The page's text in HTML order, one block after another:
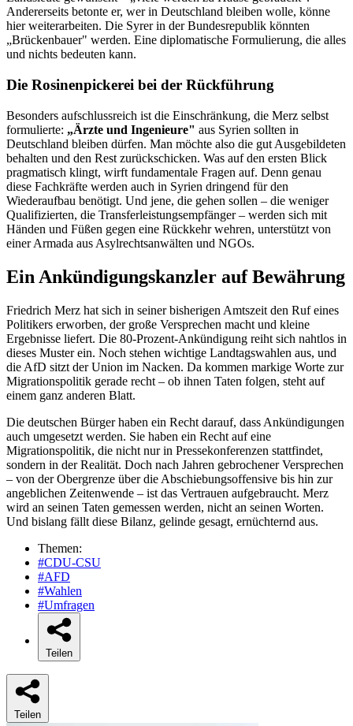
Andererseits betonte er, wer in Deutschland bleiben wolle, könne
hier weiterarbeiten. Die Syrer in der Bundesrepublik könnten
„Brückenbauer" werden. Eine diplomatische Formulierung, die alles
und nichts bedeuten kann.
Die Rosinenpickerei bei der Rückführung
Besonders aufschlussreich ist die Einschränkung, die Merz selbst
formulierte: „Ärzte und Ingenieure" aus Syrien sollten in
Deutschland bleiben dürfen. Man möchte also die gut Ausgebildeten
behalten und den Rest zurückschicken. Was auf den ersten Blick
pragmatisch klingt, wirft fundamentale Fragen auf. Denn genau
diese Fachkräfte werden auch in Syrien dringend für den
Wiederaufbau benötigt. Und jene, die gehen sollen – die weniger
Qualifizierten, die Transferleistungsempfänger – werden sich mit
Händen und Füßen gegen eine Rückkehr wehren, unterstützt von
einer Armada aus Asylrechtsanwälten und NGOs.
Ein Ankündigungskanzler auf Bewährung
Friedrich Merz hat sich in seiner bisherigen Amtszeit den Ruf eines
Politikers erworben, der große Versprechen macht und kleine
Ergebnisse liefert. Die 80-Prozent-Ankündigung reiht sich nahtlos in
dieses Muster ein. Noch stehen wichtige Landtagswahlen aus, und
die AfD sitzt der Union im Nacken. Da kommen markige Worte zur
Migrationspolitik gerade recht – ob ihnen Taten folgen, steht auf
einem ganz anderen Blatt.
Die deutschen Bürger haben ein Recht darauf, dass Ankündigungen
auch umgesetzt werden. Sie haben ein Recht auf eine
Migrationspolitik, die nicht nur in Pressekonferenzen stattfindet,
sondern in der Realität. Doch nach Jahren gebrochener Versprechen
– von der Obergrenze über die Abschiebungsoffensive bis hin zur
angeblichen Zeitenwende – ist das Vertrauen aufgebraucht. Merz
wird an seinen Taten gemessen werden, nicht an seinen Worten.
Und bislang fällt diese Bilanz, gelinde gesagt, ernüchternd aus.
Themen:
#CDU-CSU
#AFD
#Wahlen
#Umfragen
Teilen
Teilen